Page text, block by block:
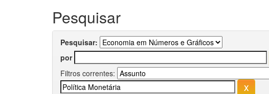
Pesquisar
Pesquisar:
por
Filtros correntes: